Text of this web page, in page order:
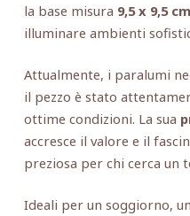
la base misura 9,5 x 9,5 cm
illuminare ambienti
Attualmente, i paralumi
il pezzo è stato
ottime condizioni. La sua
accresce il valore e il
preziosa per chi cerca un
Ideali per un soggiorno,